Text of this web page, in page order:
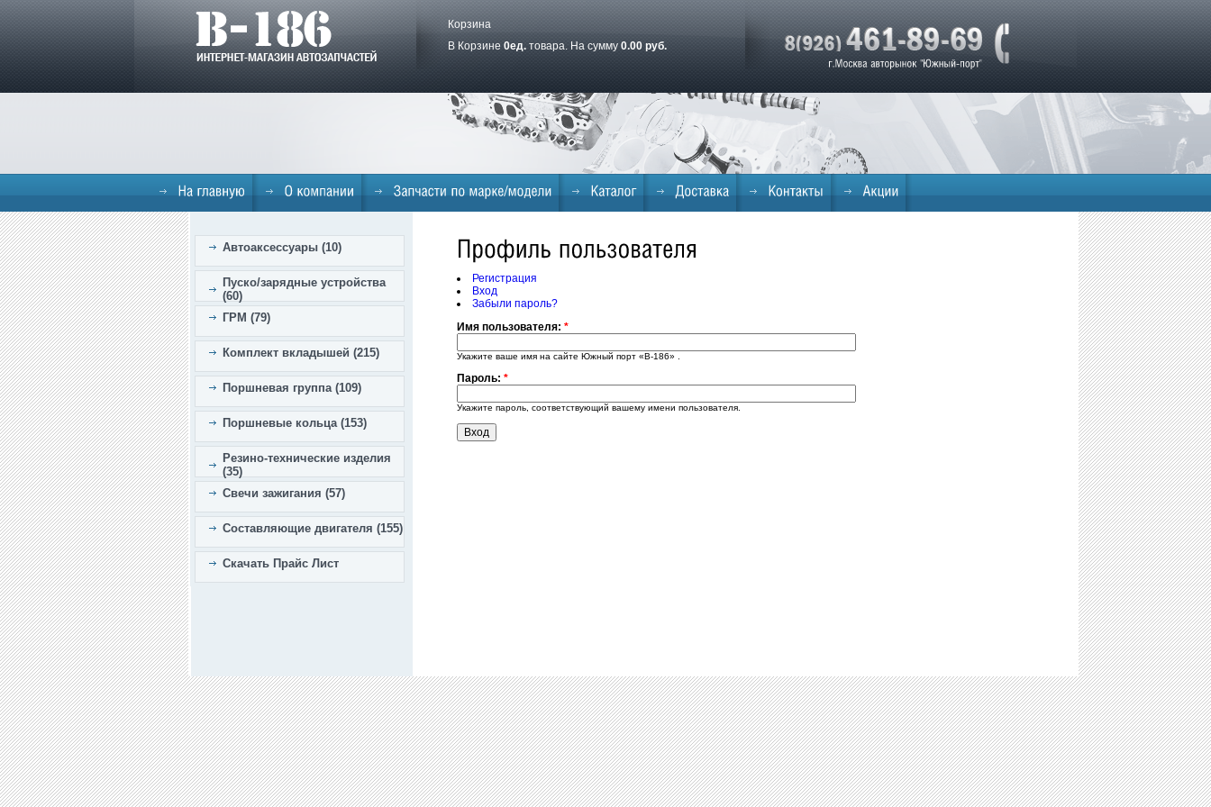
Корзина
В Корзине 0ед. товара. На сумму 0.00 руб.
Автоаксессуары (10)
Пуско/зарядные устройства
(60)
ГРМ (79)
Комплект вкладышей (215)
Поршневая группа (109)
Поршневые кольца (153)
Резино-технические изделия
(35)
Свечи зажигания (57)
Составляющие двигателя (155)
Скачать Прайс Лист
Регистрация
Вход
Забыли пароль?
Имя пользователя: *
Укажите ваше имя на сайте Южный порт «B-186» .
Пароль: *
Укажите пароль, соответствующий вашему имени пользователя.